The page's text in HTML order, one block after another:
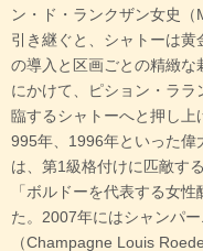
ン・ド・ランクザン女史
引き継ぐと、シャトーは
の導入と区画ごとの精緻
にかけて、ピション・ラ
臨するシャトーへと押し上
995年、1996年といった偉
は、第1級格付けに匹敵す
「ボルドーを代表する女
た。2007年にはシャンパ
（Champagne Louis